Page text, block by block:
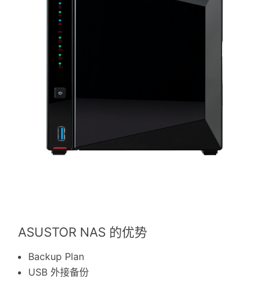
ASUSTOR NAS 的优势
Backup Plan
USB 外接备份